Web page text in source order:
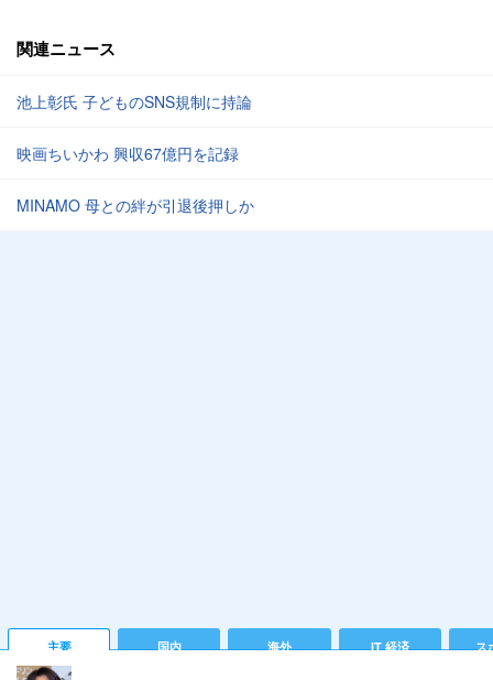
関連ニュース
池上彰氏 子どものSNS規制に持論
映画ちいかわ 興収67億円を記録
MINAMO 母との絆が引退後押しか
主要 国内 海外 IT 経済 ス